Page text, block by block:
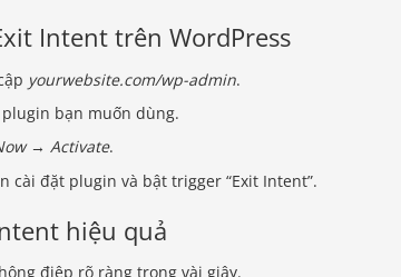
Intent trên WordPress
yourwebsite.com/wp-admin.
bạn muốn dùng.
→Activate.
cài đặt plugin và bật trigger “Exit Intent”.
hiệu quả
điệp rõ ràng trong vài giây.